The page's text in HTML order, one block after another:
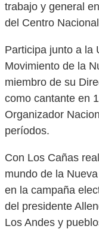
trabajo y general
del Centro
Participa junto a la
Movimiento de la
miembro de su
como cantante en
Organizador
períodos.
Con Los Cañas
mundo de la
en la campaña
del presidente
Los Andes y